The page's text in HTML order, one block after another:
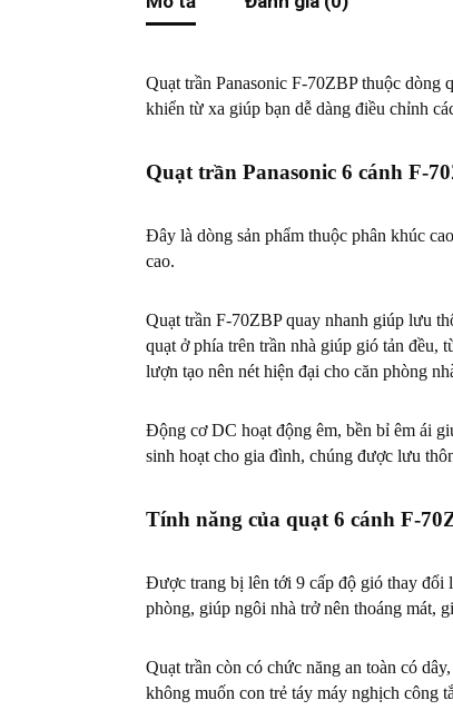
Quạt trần Panasonic F-70ZBP thuộc dòng
khiển từ xa giúp bạn dễ dàng điều chỉnh
Quạt trần Panasonic 6 cánh F-
Đây là dòng sản phẩm thuộc phân khúc
cao.
Quạt trần F-70ZBP quay nhanh giúp lưu
quạt ở phía trên trần nhà giúp gió tản đều,
lượn tạo nên nét hiện đại cho căn phòng
Động cơ DC hoạt động êm, bền bỉ êm ái
sinh hoạt cho gia đình, chúng được lưu
Tính năng của quạt 6 cánh F-
Được trang bị lên tới 9 cấp độ gió thay đổi
phòng, giúp ngôi nhà trở nên thoáng mát,
Quạt trần còn có chức năng an toàn có
không muốn con trẻ táy máy nghịch công